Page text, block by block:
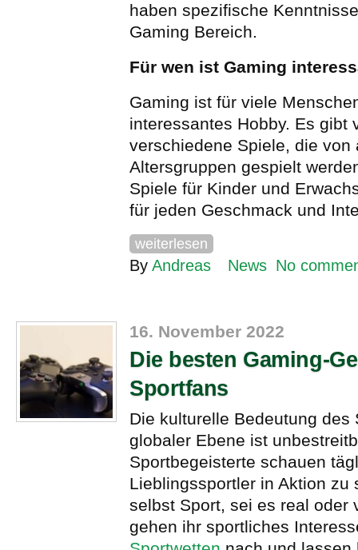
haben spezifische
Gaming Bereich.
Für wen ist Gaming
Gaming ist für viele
interessantes Hobby. Es gibt
verschiedene Spiele, die von
Altersgruppen gespielt
Spiele für Kinder und
für jeden Geschmack und
weiterlesen
By Andreas News No
16. November 2022
Die besten Gaming-
Sportfans
Die kulturelle Bedeutung des
globaler Ebene ist
Sportbegeisterte schauen
Lieblingssportler in Aktion zu
selbst Sport, sei es real oder
gehen ihr sportliches